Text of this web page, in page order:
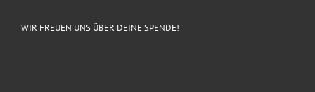
WIR FREUEN UNS ÜBER DEINE SPENDE!